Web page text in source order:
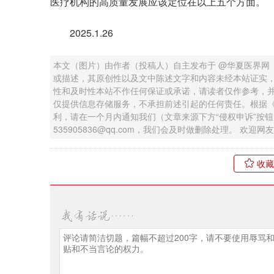
2025.1.26
本文（图片）由作者（投稿人）自主发布于 @华夏医界
或描述，其原创性以及文中陈述文字和内容未经本站证
性和及时性本站不作任何保证或承诺，请读者仅作参考
仅提供信息存储服务，不承担前述引起的任何责任。根
利，请在一个月内通知我们（文章来源下方“侵权申诉”按
535905836@qq.com，我们会及时做删除处理。 欢迎网
收